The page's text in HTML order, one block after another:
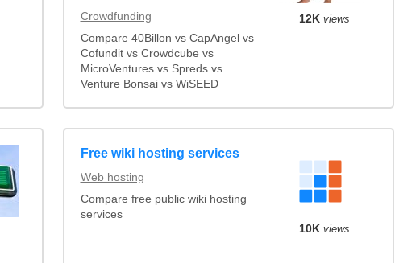
Crowdfunding
Compare 40Billon vs CapAngel vs
Cofundit vs Crowdcube vs
MicroVentures vs Spreds vs
Venture Bonsai vs WiSEED
12K views
Free wiki hosting services
Web hosting
Compare free public wiki hosting
services
10K views